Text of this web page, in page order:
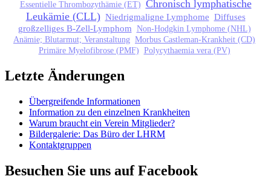
Essentielle Thrombozythämie (ET) Chronisch lymphatische
Leukämie (CLL) Niedrigmaligne Lymphome Diffuses
großzelliges B-Zell-Lymphom Non-Hodgkin Lymphome (NHL)
Anämie; Blutarmut; Veranstaltung Morbus Castleman-Krankheit (CD)
Primäre Myelofibrose (PMF) Polycythaemia vera (PV)
Letzte Änderungen
Übergreifende Informationen
Information zu den einzelnen Krankheiten
Warum braucht ein Verein Mitglieder?
Bildergalerie: Das Büro der LHRM
Kontaktgruppen
Besuchen Sie uns auf Facebook